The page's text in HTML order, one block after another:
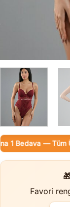
1 Bedava — Tüm
Favori